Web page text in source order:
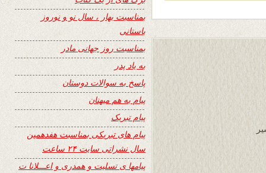
بمناسبت بهار ، سال نو و نوروز
باستانی
بمناسبت روز جهانی مادر
به یاد پدر
پاسخ به سوالات دوستان
پیام به هم میهنان
پیام تبریک
پیام های تبریکی بمناسبت هفدهمین
سال نشراتی سایت ۲۴ ساعت
پیامها ی تسلیت و همدری و اعـــلانا ت